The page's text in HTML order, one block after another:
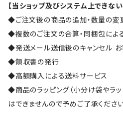
【当ショップ及びシステム上できない
◆ご注文後の商品の追加・数量の変
◆複数のご注文の合算・同梱包によ
◆発送メール送信後のキャンセル
◆領収書の発行
◆高額購入による送料サービス
◆商品のラッピング（小分け袋やラッ
はできませんので予めご了承ください